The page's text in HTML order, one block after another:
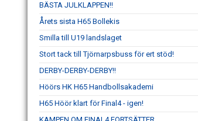
BÄSTA JULKLAPPEN!!
Årets sista H65 Bollekis
Smilla till U19 landslaget
Stort tack till Tjörnarpsbuss för ert stöd!
DERBY-DERBY-DERBY!!
Höörs HK H65 Handbollsakademi
H65 Höör klart för Final4 - igen!